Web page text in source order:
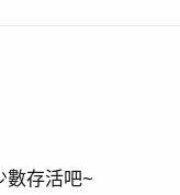
數存活吧~